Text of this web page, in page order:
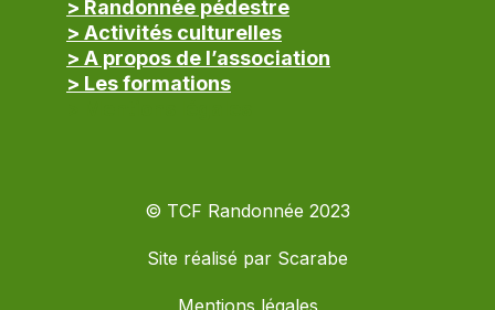
> Randonnée pédestre
> Activités culturelles
> A propos de l’association
> Les formations
© TCF Randonnée 2023
Site réalisé par Scarabe
Mentions légales